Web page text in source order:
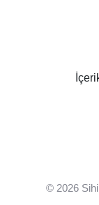
© 2026